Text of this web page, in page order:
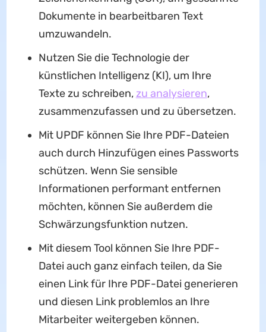
Dokumente in bearbeitbaren Text
umzuwandeln.
Nutzen Sie die Technologie der
künstlichen Intelligenz (KI), um Ihre
Texte zu schreiben,zu analysieren,
zusammenzufassen und zu übersetzen.
Mit UPDF können Sie Ihre PDF-Dateien
auch durch Hinzufügen eines Passworts
schützen. Wenn Sie sensible
Informationen performant entfernen
möchten, können Sie außerdem die
Schwärzungsfunktion nutzen.
Mit diesem Tool können Sie Ihre PDF-
Datei auch ganz einfach teilen, da Sie
einen Link für Ihre PDF-Datei generieren
und diesen Link problemlos an Ihre
Mitarbeiter weitergeben können.